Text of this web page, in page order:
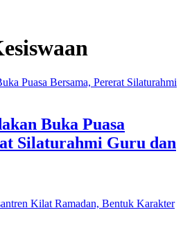
Buka Puasa
Silaturahmi Guru dan